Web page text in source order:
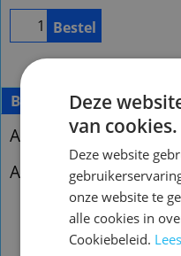
Bestel
Beschrijving
Afstandsbediening
Afstandsbediening
Deze
van cookies.
Deze website
onze website te
alle cookies in
Cookiebeleid.